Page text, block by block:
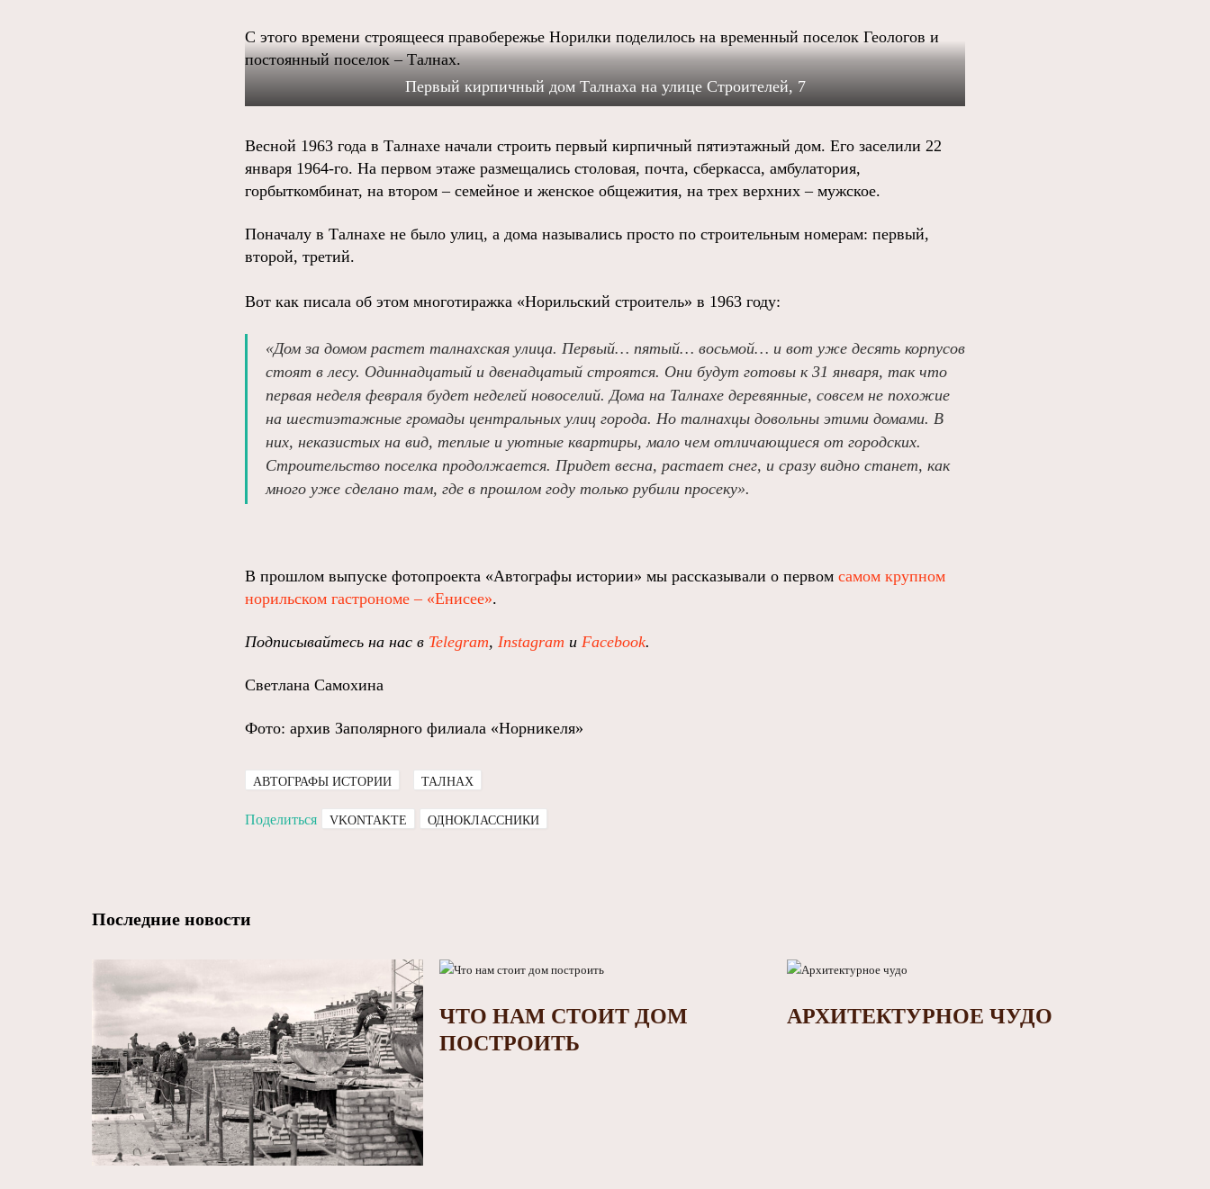
С этого времени строящееся правобережье Норилки поделилось на временный поселок Геологов и
постоянный поселок – Талнах.
Первый кирпичный дом Талнаха на улице Строителей, 7
Весной 1963 года в Талнахе начали строить первый кирпичный пятиэтажный дом. Его заселили 22
января 1964-го. На первом этаже размещались столовая, почта, сберкасса, амбулатория,
горбыткомбинат, на втором – семейное и женское общежития, на трех верхних – мужское.
Поначалу в Талнахе не было улиц, а дома назывались просто по строительным номерам: первый,
второй, третий.
Вот как писала об этом многотиражка «Норильский строитель» в 1963 году:
«Дом за домом растет талнахская улица. Первый… пятый… восьмой… и вот уже десять корпусов
стоят в лесу. Одиннадцатый и двенадцатый строятся. Они будут готовы к 31 января, так что
первая неделя февраля будет неделей новоселий. Дома на Талнахе деревянные, совсем не похожие
на шестиэтажные громады центральных улиц города. Но талнахцы довольны этими домами. В
них, неказистых на вид, теплые и уютные квартиры, мало чем отличающиеся от городских.
Строительство поселка продолжается. Придет весна, растает снег, и сразу видно станет, как
много уже сделано там, где в прошлом году только рубили просеку».
В прошлом выпуске фотопроекта «Автографы истории» мы рассказывали о первом самом крупном
норильском гастрономе – «Енисее».
Подписывайтесь на нас в Telegram, Instagram и Facebook.
Светлана Самохина
Фото: архив Заполярного филиала «Норникеля»
АВТОГРАФЫ ИСТОРИИ ТАЛНАХ
Поделиться VKONTAKTE ОДНОКЛАССНИКИ
Последние новости
ЧТО НАМ СТОИТ ДОМ
ПОСТРОИТЬ
АРХИТЕКТУРНОЕ ЧУДО